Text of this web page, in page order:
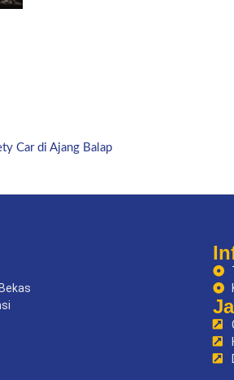
Car di Ajang Balap